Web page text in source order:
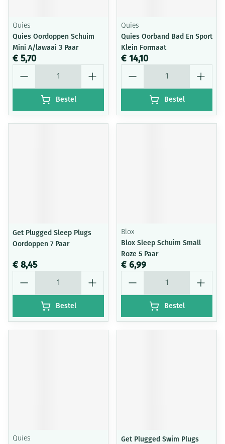
Quies
Quies Oordoppen Schuim
Mini A/lawaai 3 Paar
€ 5,70
Bestel
Quies
Quies Oorband Bad En Sport
Klein Formaat
€ 14,10
Bestel
Get Plugged Sleep Plugs
Oordoppen 7 Paar
€ 8,45
Bestel
Blox
Blox Sleep Schuim Small
Roze 5 Paar
€ 6,99
Bestel
Quies
Get Plugged Swim Plugs